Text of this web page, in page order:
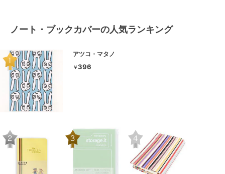
ノート・ブックカバーの人気ランキング
アツコ・マタノ
￥396